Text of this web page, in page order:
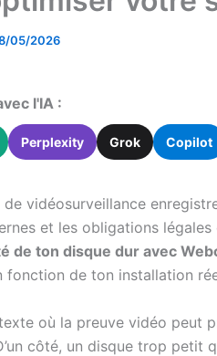
05/2026
l'IA :
Perplexity Grok Copilot
de vidéosurveillance
et les obligations
de ton disque dur avec
fonction de ton installation
où la preuve vidéo peut
côté, un disque trop petit